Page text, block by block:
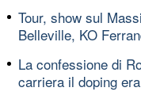
Tour, show sul
Belleville, KO
La confessione di
carriera il doping